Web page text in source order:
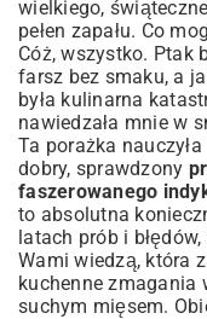
wielkiego,
pełen zapału. Co
Cóż, wszystko. Ptak
farsz bez smaku, a ja
była kulinarna
nawiedzała mnie w
Ta porażka
dobry, sprawdzony
faszerowanego
to absolutna
latach prób i
Wami wiedzą, która
kuchenne zmagania
suchym mięsem.